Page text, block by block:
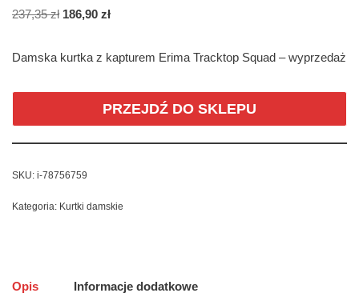
237,35zł 186,90 zł
Damska kurtka z kapturem Erima Tracktop Squad – wyprzedaż
PRZEJDŹ DO SKLEPU
SKU: i-78756759
Kategoria: Kurtki damskie
Opis Informacje dodatkowe